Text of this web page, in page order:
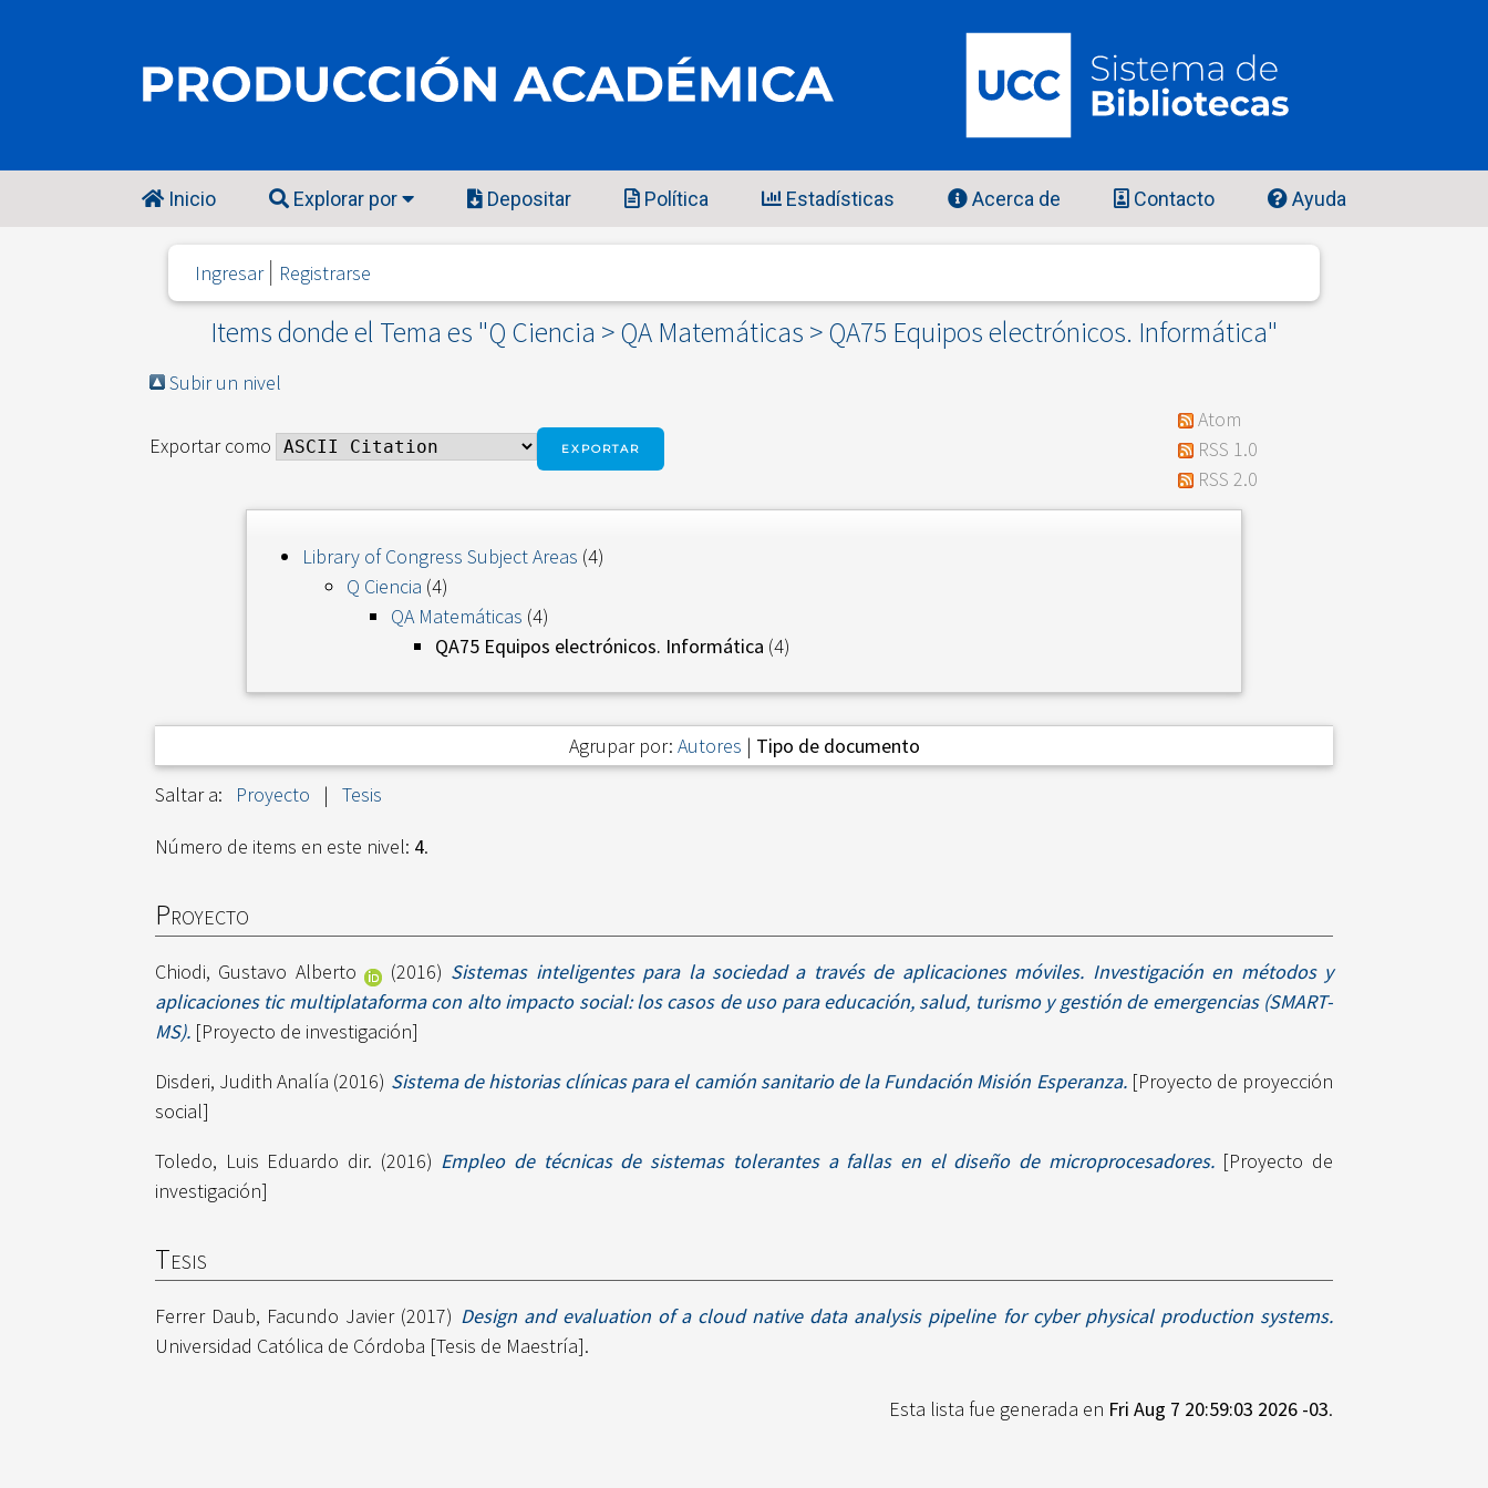
Inicio Explorar por Depositar Política Estadísticas Acerca de Contacto Ayuda
Ingresar Registrarse
Items donde el Tema es "Q Ciencia > QA Matemáticas > QA75 Equipos electrónicos. Informática"
Subir un nivel
Exportar como
Atom
RSS 1.0
RSS 2.0
Library of Congress Subject Areas (4)
Q Ciencia (4)
QA Matemáticas (4)
QA75 Equipos electrónicos. Informática (4)
Agrupar por: Autores | Tipo de documento
Saltar a:
Proyecto | Tesis
Número de items en este nivel: 4.
Proyecto
Chiodi, Gustavo Alberto (2016) Sistemas inteligentes para la sociedad a través de aplicaciones móviles. Investigación en métodos y
aplicaciones tic multiplataforma con alto impacto social: los casos de uso para educación, salud, turismo y gestión de emergencias (SMART-
MS). [Proyecto de investigación]
Disderi, Judith Analía (2016) Sistema de historias clínicas para el camión sanitario de la Fundación Misión Esperanza.[Proyecto de proyección
social]
Toledo, Luis Eduardo dir. (2016) Empleo de técnicas de sistemas tolerantes a fallas en el diseño de microprocesadores.[Proyecto de
investigación]
Tesis
Ferrer Daub, Facundo Javier(2017) Design and evaluation of a cloud native data analysis pipeline for cyber physical production systems.
Universidad Católica de Córdoba [Tesis de Maestría].
Esta lista fue generada en Fri Aug 7 20:59:03 2026 -03.